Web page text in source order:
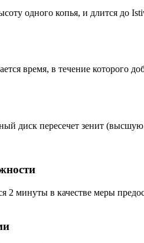
одного копья, и длится до
время, в течение которого
диск пересечет зенит
2 минуты в качестве меры